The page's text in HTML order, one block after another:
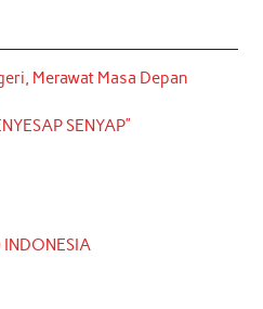
Merawat Masa Depan
SENYAP”
INDONESIA